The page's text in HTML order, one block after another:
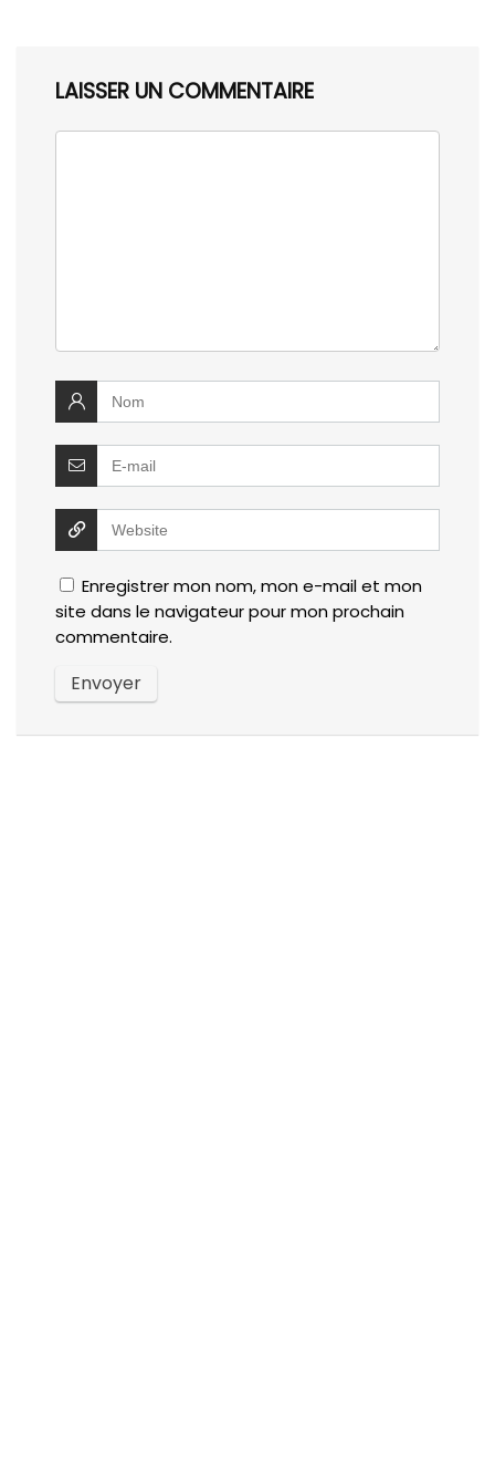
LAISSER UN COMMENTAIRE
Enregistrer mon nom, mon e-mail et mon
site dans le navigateur pour mon prochain
commentaire.